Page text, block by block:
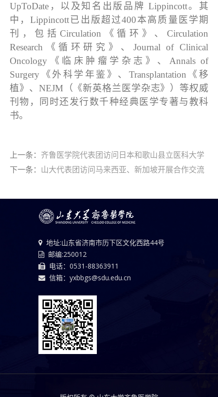
UpToDate ，以及知名出版品牌 Lippincott。其
中，Lippincott已出版超过400本高质量医学期
刊，包括 Circulation 《循环》、Circulation
Research 《循环研究》、 Journal of Clinical
Oncology 《临床肿瘤学杂志》、
Annals of
Surgery 《外科学年鉴》、 Transplantation 《移
植》、 NEJM（《新英格兰医学杂志》）等权威
刊物，同时还发行数千种经典医学专著与教科
书。
上一条： 齐鲁医学院代表团访问日本和歌山县立医科大学
下一条： 山大代表团访问马来西亚、新加坡开展合作交流
地址:山东省济南市历下区文化西路44号
邮编:250012
电话：0531-88363911
信箱：yxbbgs@sdu.edu.cn